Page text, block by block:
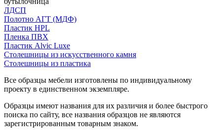
ЛДСП
Полотно АГТ (МДФ)
Пластик HPL
Пленка ПВХ
Пластик Alvic Luxe
Столешницы из искусственного камня
Столешницы из пластика
Все образцы мебели изготовлены по индивидуальному
проекту в единственном экземпляре.
Образцы имеют названия для их различия и более быстрого
поиска по сайту, все названия образцов не являются
зарегистрированным товарным знаком.